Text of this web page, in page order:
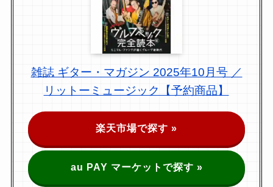
雑誌 ギター・マガジン 2025年10月号 ／
リットーミュージック【予約商品】
楽天市場で探す »
au PAY マーケットで探す »